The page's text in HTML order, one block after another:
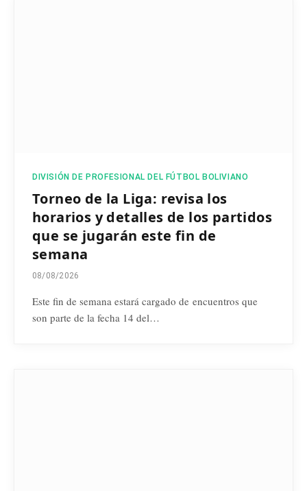
DIVISIÓN DE PROFESIONAL DEL FÚTBOL BOLIVIANO
Torneo de la Liga: revisa los
horarios y detalles de los partidos
que se jugarán este fin de
semana
08/08/2026
Este fin de semana estará cargado de encuentros que
son parte de la fecha 14 del…